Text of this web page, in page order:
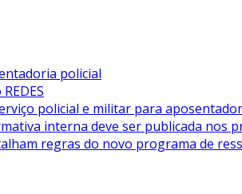
policial
policial e militar para
interna deve ser publicada nos
regras do novo programa de